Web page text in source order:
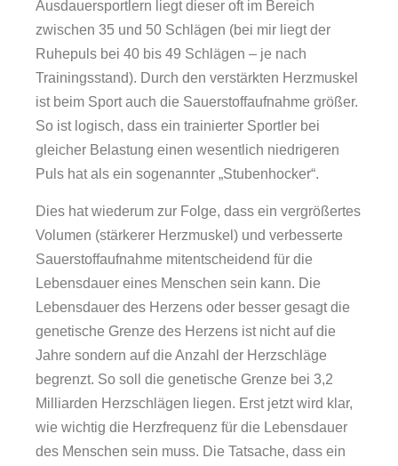
Ausdauersportlern liegt dieser oft im Bereich
zwischen 35 und 50 Schlägen (bei mir liegt der
Ruhepuls bei 40 bis 49 Schlägen – je nach
Trainingsstand). Durch den verstärkten Herzmuskel
ist beim Sport auch die Sauerstoffaufnahme größer.
So ist logisch, dass ein trainierter Sportler bei
gleicher Belastung einen wesentlich niedrigeren
Puls hat als ein sogenannter „Stubenhocker“.
Dies hat wiederum zur Folge, dass ein vergrößertes
Volumen (stärkerer Herzmuskel) und verbesserte
Sauerstoffaufnahme mitentscheidend für die
Lebensdauer eines Menschen sein kann. Die
Lebensdauer des Herzens oder besser gesagt die
genetische Grenze des Herzens ist nicht auf die
Jahre sondern auf die Anzahl der Herzschläge
begrenzt. So soll die genetische Grenze bei 3,2
Milliarden Herzschlägen liegen. Erst jetzt wird klar,
wie wichtig die Herzfrequenz für die Lebensdauer
des Menschen sein muss. Die Tatsache, dass ein